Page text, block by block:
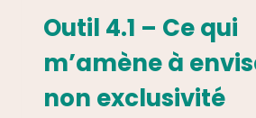
CE
QUE
J’EN
CRAINS
Outil 4.1 – Ce qui
m’amène à
non exclusivité